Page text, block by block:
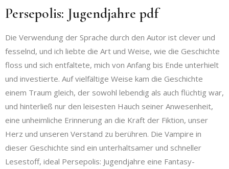
Persepolis: Jugendjahre pdf
Die Verwendung der Sprache durch den Autor ist clever und
fesselnd, und ich liebte die Art und Weise, wie die Geschichte
floss und sich entfaltete, mich von Anfang bis Ende unterhielt
und investierte. Auf vielfältige Weise kam die Geschichte
einem Traum gleich, der sowohl lebendig als auch flüchtig war,
und hinterließ nur den leisesten Hauch seiner Anwesenheit,
eine unheimliche Erinnerung an die Kraft der Fiktion, unser
Herz und unseren Verstand zu berühren. Die Vampire in
dieser Geschichte sind ein unterhaltsamer und schneller
Lesestoff, ideal Persepolis: Jugendjahre eine Fantasy-